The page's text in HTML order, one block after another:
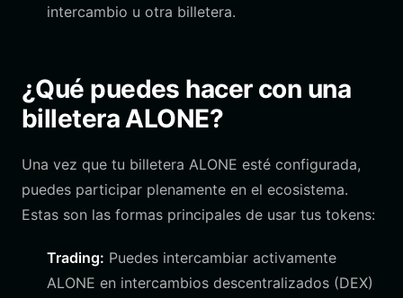
intercambio u otra billetera.
¿Qué puedes hacer con una
billetera ALONE?
Una vez que tu billetera ALONE esté configurada,
puedes participar plenamente en el ecosistema.
Estas son las formas principales de usar tus tokens:
Trading: Puedes intercambiar activamente
ALONE en intercambios descentralizados (DEX)